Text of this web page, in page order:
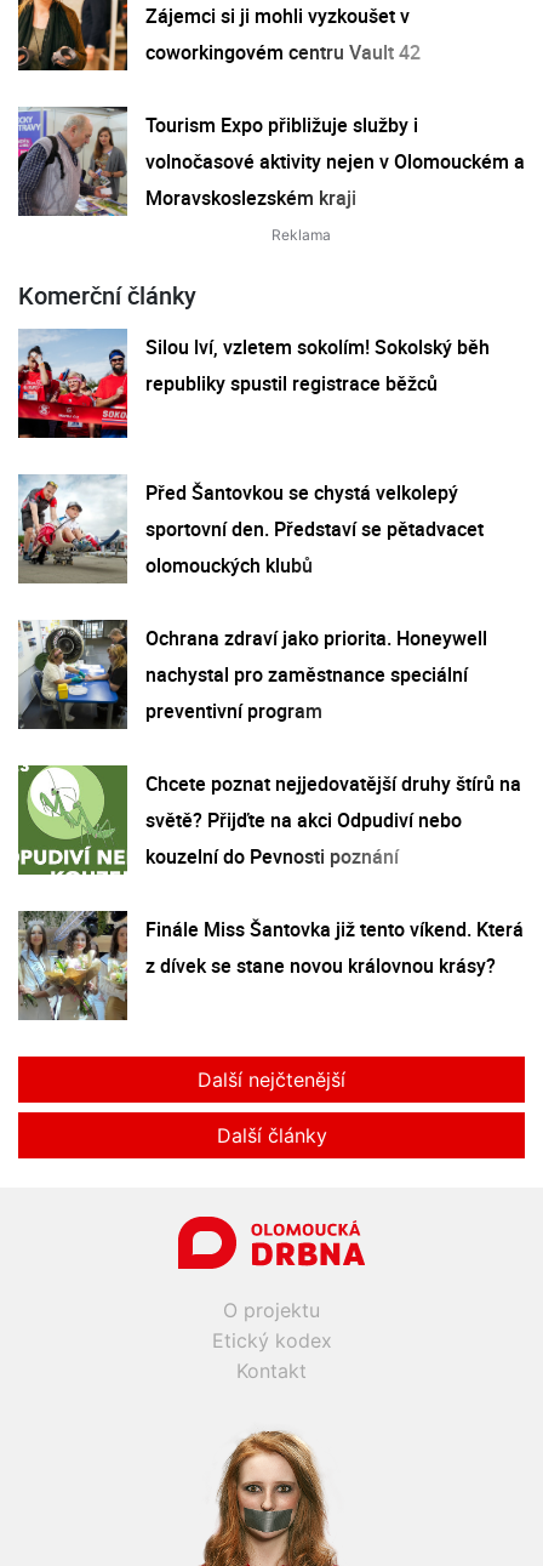
Zájemci si ji mohli vyzkoušet v
coworkingovém centru Vault 42
Tourism Expo přibližuje služby i
volnočasové aktivity nejen v Olomouckém a
Moravskoslezském kraji
Komerční články
Silou lví, vzletem sokolím! Sokolský běh
republiky spustil registrace běžců
Před Šantovkou se chystá velkolepý
sportovní den. Představí se pětadvacet
olomouckých klubů
Ochrana zdraví jako priorita. Honeywell
nachystal pro zaměstnance speciální
preventivní program
Chcete poznat nejjedovatější druhy štírů na
světě? Přijďte na akci Odpudiví nebo
kouzelní do Pevnosti poznání
Finále Miss Šantovka již tento víkend. Která
z dívek se stane novou královnou krásy?
Další nejčtenější
Další články
O projektu
Etický kodex
Kontakt